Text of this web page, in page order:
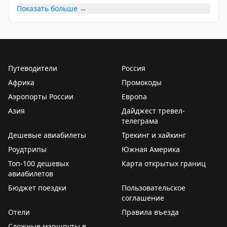
более, это полезно для организма и хорошо
Берём на заметку?
🫠😉😊😇🥰
МаксеиВКмы тоже есть) —
для всех, кто хотел познакомиться со сложным миром
Чёрного континента, но не знал, с чего начать
Показать больше →
Путеводители
Россия
Африка
Промокоды
Аэропорты России
Европа
Азия
Дайджест тревел-
телеграма
Дешевые авиабилеты
Трекинг и хайкинг
Роудтрипы
Южная Америка
Топ-100 дешевых
авиабилетов
Карта открытых границ
Бюджет поездки
Пользовательское
соглашение
Отели
Правила въезда